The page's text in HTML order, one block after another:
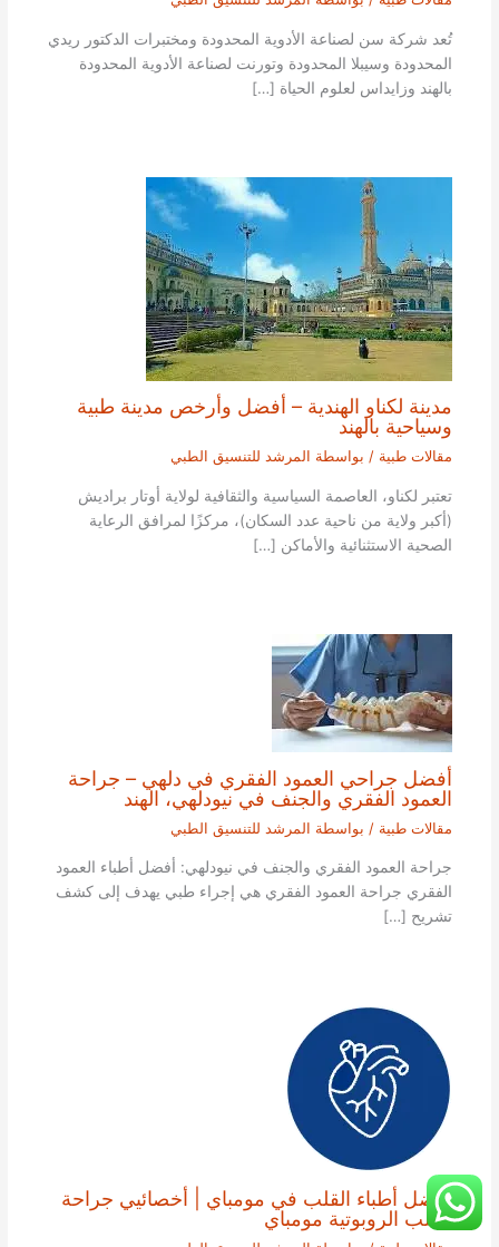
تُعد شركة سن لصناعة الأدوية المحدودة ومختبرات الدكتور ريدي
المحدودة وسيبلا المحدودة وتورنت لصناعة الأدوية المحدودة
بالهند وزايداس لعلوم الحياة […]
مدينة لكناو الهندية – أفضل وأرخص مدينة طبية
وسياحية بالهند
مقالات طبية / بواسطة المرشد للتنسيق الطبي
تعتبر لكناو، العاصمة السياسية والثقافية لولاية أوتار براديش
(أكبر ولاية من ناحية عدد السكان)، مركزًا لمرافق الرعاية
الصحية الاستثنائية والأماكن […]
أفضل جراحي العمود الفقري في دلهي – جراحة
العمود الفقري والجنف في نيودلهي، الهند
مقالات طبية / بواسطة المرشد للتنسيق الطبي
جراحة العمود الفقري والجنف في نيودلهي: أفضل أطباء العمود
الفقري جراحة العمود الفقري هي إجراء طبي يهدف إلى كشف
تشريح […]
أفضل أطباء القلب في مومباي | أخصائيي جراحة
القلب الروبوتية مومباي